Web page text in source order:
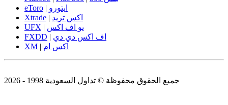
eToro | ايتورو
Xtrade | اكس تريد
UFX | يو اف اكس
FXDD | اف اكس دي دي
XM | اكس ام
جميع الحقوق محفوظة © تداول السعودية 1998 - 2026